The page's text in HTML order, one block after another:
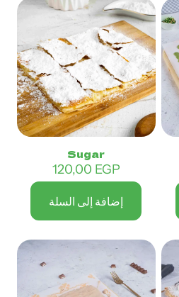
Sugar
120,00 EGP
إضافة إلى السلة